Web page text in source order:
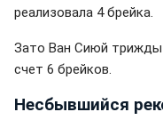
реализовала 4 брейка.
Зато Ван Сиюй трижды
счет 6 брейков.
Несбывшийся